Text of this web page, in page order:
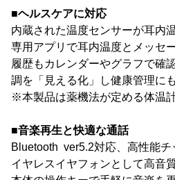
■ヘルスケアに対応
内蔵された温度センサーが耳内
専用アプリで耳内温度とメッセ
履歴もカレンダーやグラフで確
調を「見える化」し健康管理に
※本製品は薬機法が定める体温
■音楽再生と快適な通話
Bluetooth ver5.2対応、高性能
イヤレスイヤフォンとして高音